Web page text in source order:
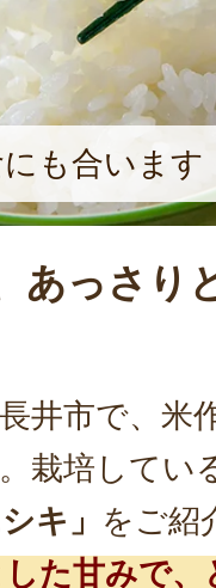
も合います
あっさり
井市で、米
栽培して
キ」
をご紹
た甘みで、